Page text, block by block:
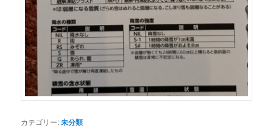
カテゴリー:未分類